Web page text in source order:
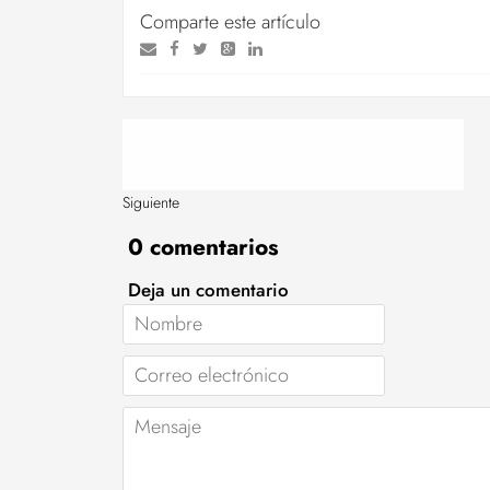
Comparte este artículo
Siguiente
0 comentarios
Deja un comentario
Nombre
Correo
electrónico
Mensaje